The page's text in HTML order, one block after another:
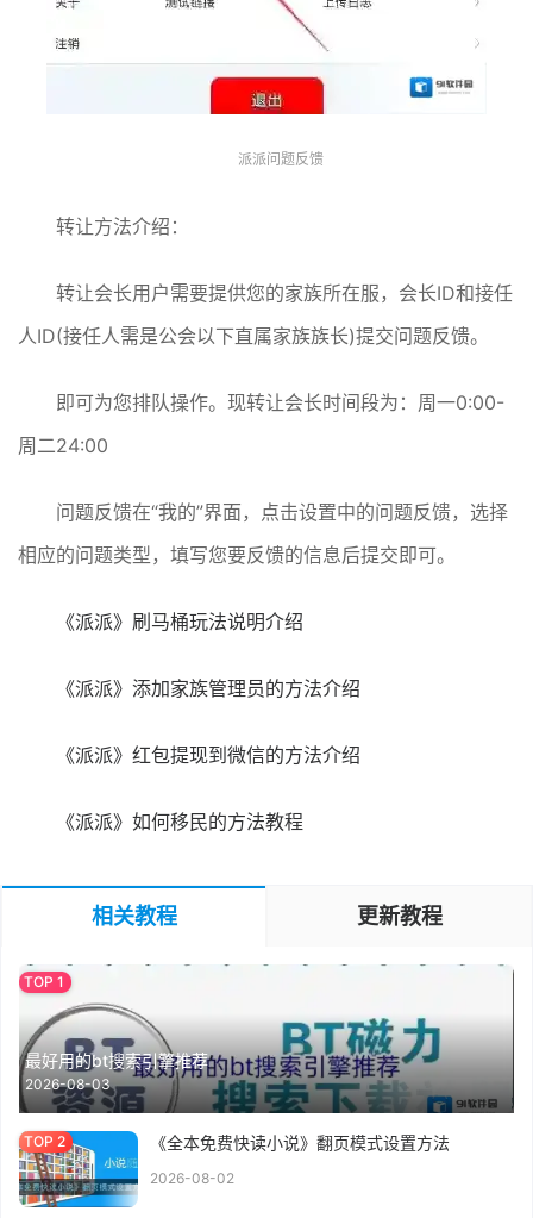
派派问题反馈
转让方法介绍：
转让会长用户需要提供您的家族所在服，会长ID和接任
人ID(接任人需是公会以下直属家族族长)提交问题反馈。
即可为您排队操作。现转让会长时间段为：周一0:00-
周二24:00
问题反馈在“我的”界面，点击设置中的问题反馈，选择
相应的问题类型，填写您要反馈的信息后提交即可。
《派派》刷马桶玩法说明介绍
《派派》添加家族管理员的方法介绍
《派派》红包提现到微信的方法介绍
《派派》如何移民的方法教程
相关教程 更新教程
最好用的bt搜索引擎推荐
2026-08-03
《全本免费快读小说》翻页模式设置方法
2026-08-02